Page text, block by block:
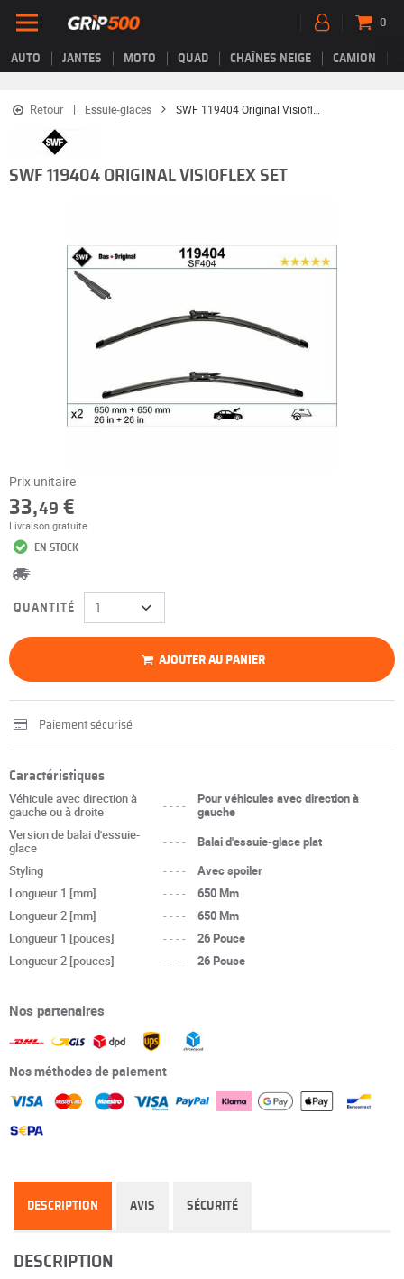
AUTO JANTES MOTO QUAD CHAÎNES NEIGE CAMION
0
Retour Essuie-glaces
SWF 119404 ORIGINAL VISIOFLEX SET
Prix unitaire
33,49 €
Livraison gratuite
EN STOCK
QUANTITÉ
AJOUTER AU PANIER
Paiement sécurisé
Caractéristiques
Véhicule avec direction à
gauche ou à droite
----
Pour véhicules avec direction à
gauche
Version de balai d'essuie-
glace
----
Balai d'essuie-glace plat
Styling
----
Avec spoiler
Longueur 1 [mm]
----
650 Mm
Longueur 2 [mm]
----
650 Mm
Longueur 1 [pouces]
----
26 Pouce
Longueur 2 [pouces]
---- 26 Pouce
Nos partenaires
Nos méthodes de paiement
DESCRIPTION AVIS SÉCURITÉ
DESCRIPTION